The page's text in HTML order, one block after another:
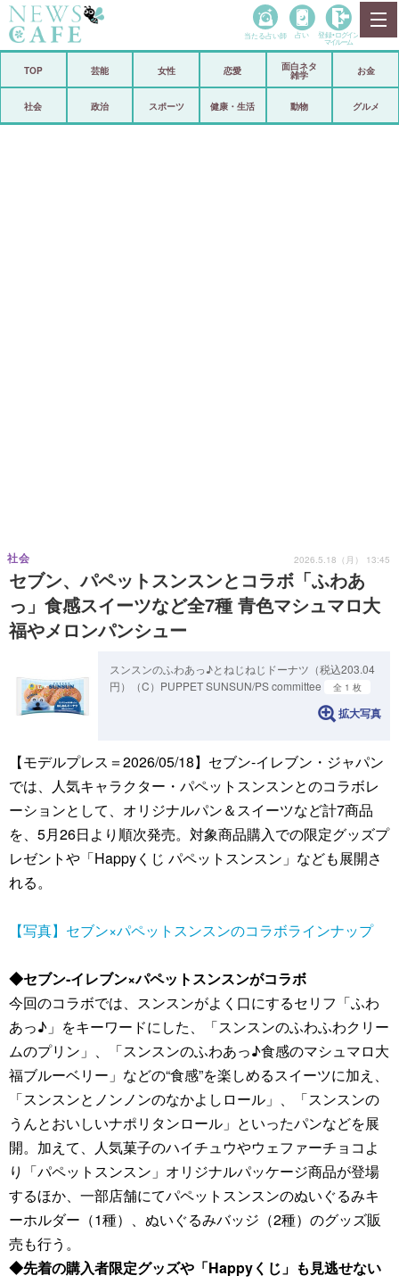
政治
当たる占い師 占い 登録• ログイン
マイルーム
TOP 芸能 女性 恋愛
面白ネタ
雑学
お金
社会 政治 スポーツ 健康・生活 動物 グルメ
セブン、パペットスンスンとコラボ「ふわあ
っ」食感スイーツなど全7種 青色マシュマロ大
福やメロンパンシュー
社会 2026.5.18（月） 13:45
スンスンのふわあっ♪とねじねじドーナツ（税込203.04
円）（C）PUPPET SUNSUN/PS committee
全 1 枚
拡大写真
【モデルプレス＝2026/05/18】セブン‐イレブン・ジャパン
では、人気キャラクター・パペットスンスンとのコラボレ
ーションとして、オリジナルパン＆スイーツなど計7商品
を、5月26日より順次発売。対象商品購入での限定グッズプ
レゼントや「Happyくじ パペットスンスン」なども展開さ
れる。
【写真】セブン×パペットスンスンのコラボラインナップ
◆セブン‐イレブン×パペットスンスンがコラボ
今回のコラボでは、スンスンがよく口にするセリフ「ふわ
あっ♪」をキーワードにした、「スンスンのふわふわクリー
ムのプリン」、「スンスンのふわあっ♪食感のマシュマロ大
福ブルーベリー」などの“食感”を楽しめるスイーツに加え、
「スンスンとノンノンのなかよしロール」、「スンスンの
うんとおいしいナポリタンロール」といったパンなどを展
開。加えて、人気菓子のハイチュウやウェファーチョコよ
り「パペットスンスン」オリジナルパッケージ商品が登場
するほか、一部店舗にてパペットスンスンのぬいぐるみキ
ーホルダー（1種）、ぬいぐるみバッジ（2種）のグッズ販
売も行う。
◆先着の購入者限定グッズや「Happyくじ」も見逃せない